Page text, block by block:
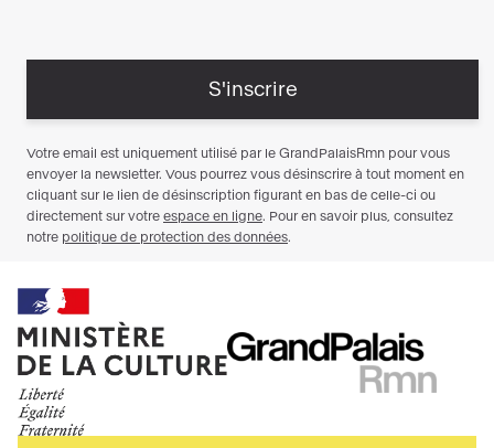
Ministère
de
la